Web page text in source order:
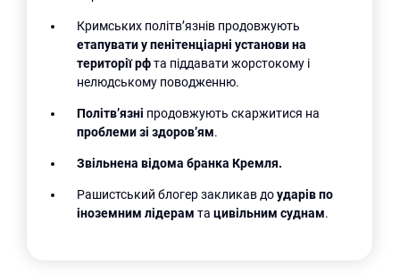
Кримських політв’язнів продовжують
етапувати у пенітенціарні установи на
території рфта піддавати жорстокому і
нелюдському поводженню.
Політв’язні продовжують скаржитися на
проблеми зі здоров’ям.
Звільнена відома бранка Кремля.
Рашистський блогер закликав доударів по
іноземним лідерам тацивільним суднам.